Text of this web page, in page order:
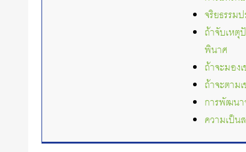
จริยธรรม
ถ้าจับเหตุ
พินาศ
ถ้าจะมอง
ถ้าจะตาม
การพัฒนา
ความเป็น